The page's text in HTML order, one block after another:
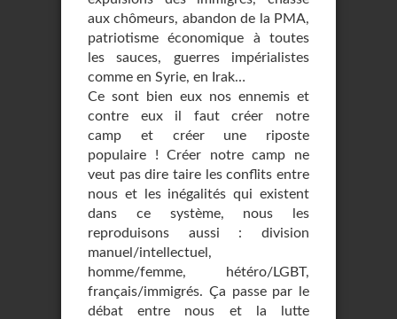
aux chômeurs, abandon de la PMA,
patriotisme économique à toutes
les sauces, guerres impérialistes
comme en Syrie, en Irak…
Ce sont bien eux nos ennemis et
contre eux il faut créer notre
camp et créer une riposte
populaire ! Créer notre camp ne
veut pas dire taire les conflits entre
nous et les inégalités qui existent
dans ce système, nous les
reproduisons aussi : division
manuel/intellectuel,
homme/femme, hétéro/LGBT,
français/immigrés. Ça passe par le
débat entre nous et la lutte